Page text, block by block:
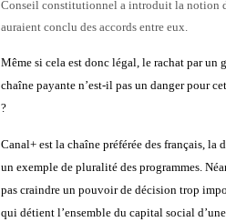
Conseil constitutionnel a introduit la notion
auraient conclu des accords entre eux.
Même si cela est donc légal, le rachat par un
chaîne payante n’est-il pas un danger pour
?
Canal+ est la chaîne préférée des français, la
un exemple de pluralité des programmes.
pas craindre un pouvoir de décision trop
qui détient l’ensemble du capital social